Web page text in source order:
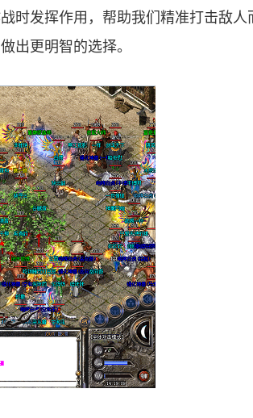
时发挥作用，帮助我们精准打击敌人
出更明智的选择。